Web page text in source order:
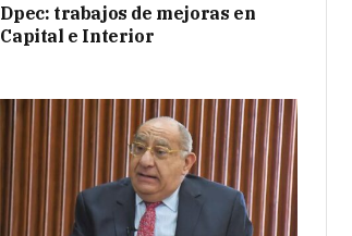
Dpec: trabajos de mejoras en
Capital e Interior